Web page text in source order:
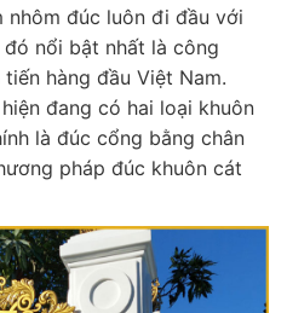
nhôm đúc luôn đi đầu với
nổi bật nhất là công
hàng đầu Việt Nam.
đang có hai loại khuôn
là đúc cổng bằng chân
pháp đúc khuôn cát